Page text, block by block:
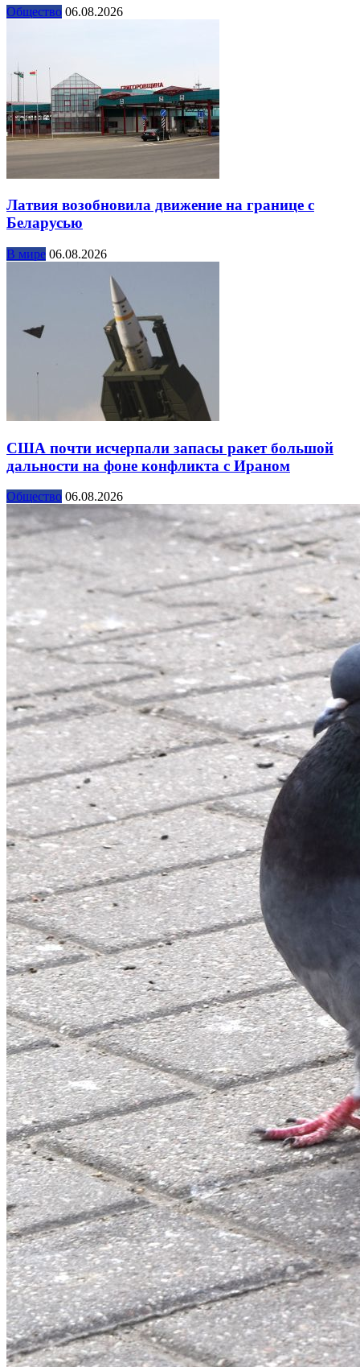
Общество 06.08.2026
Латвия возобновила движение на границе с
Беларусью
В мире 06.08.2026
США почти исчерпали запасы ракет большой
дальности на фоне конфликта с Ираном
Общество 06.08.2026